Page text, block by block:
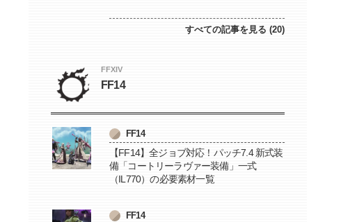
すべての記事を見る (20)
FFXIV
FF14
FF14
【FF14】全ジョブ対応！パッチ7.4 新式装
備「コートリーラヴァー装備」一式
（IL770）の必要素材一覧
FF14